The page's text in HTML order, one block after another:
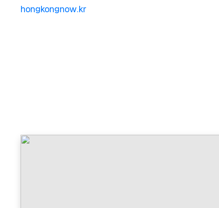
hongkongnow.kr